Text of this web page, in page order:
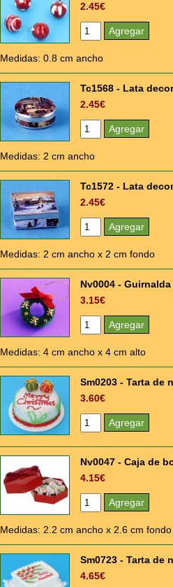
2.45€
Medidas: 0.8 cm ancho
Tc1568 - Lata
2.45€
Medidas: 2 cm ancho
Tc1572 - Lata
2.45€
Medidas: 2 cm ancho x 2 cm fondo
Nv0004 - Guirnalda
3.15€
Medidas: 4 cm ancho x 4 cm alto
Sm0203 - Tarta de
3.60€
Nv0047 - Caja de
4.15€
Medidas: 2.2 cm ancho x 2.6 cm fondo
Sm0723 - Tarta de
4.65€